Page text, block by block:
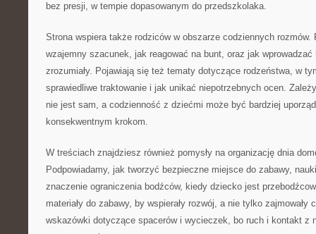
bez presji, w tempie dopasowanym do przedszkolaka.
Strona wspiera także rodziców w obszarze codziennych
wzajemny szacunek, jak reagować na bunt, oraz jak
zrozumiały. Pojawiają się też tematy dotyczące rodzeństwa, w
sprawiedliwe traktowanie i jak unikać niepotrzebnych ocen.
nie jest sam, a codzienność z dziećmi może być bardziej
konsekwentnym krokom.
W treściach znajdziesz również pomysły na organizację dnia
Podpowiadamy, jak tworzyć bezpieczne miejsce do zabawy,
znaczenie ograniczenia bodźców, kiedy dziecko jest
materiały do zabawy, by wspierały rozwój, a nie tylko zajmowały
wskazówki dotyczące spacerów i wycieczek, bo ruch i kontakt z